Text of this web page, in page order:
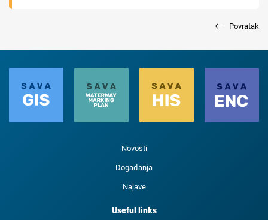
Povratak
Novosti
Događanja
Najave
Useful links